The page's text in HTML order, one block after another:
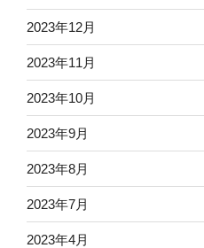
2023年12月
2023年11月
2023年10月
2023年9月
2023年8月
2023年7月
2023年4月